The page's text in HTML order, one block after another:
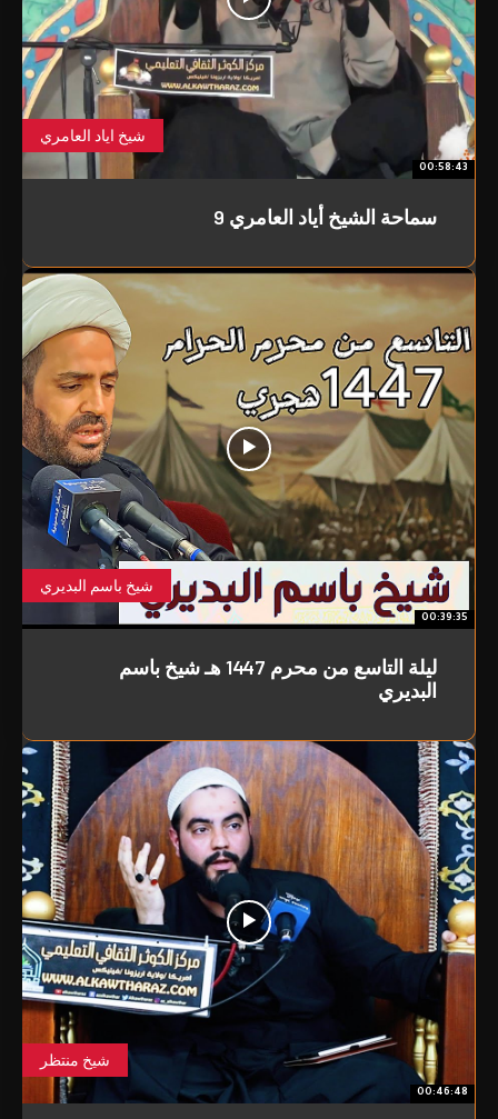
شيخ اياد العامري
00:58:43
سماحة الشيخ أياد العامري 9
شيخ باسم البديري
00:39:35
ليلة التاسع من محرم 1447 هـ شيخ باسم
البديري
شيخ منتظر
00:46:48